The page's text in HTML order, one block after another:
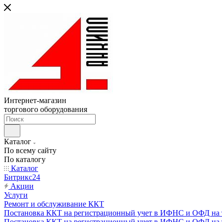
Интернет-магазин
торгового оборудования
Каталог
По всему сайту
По каталогу
Каталог
Битрикс24
Акции
Услуги
Ремонт и обслуживание ККТ
Постановка ККТ на регистрационный учет в ИФНС и ОФД на